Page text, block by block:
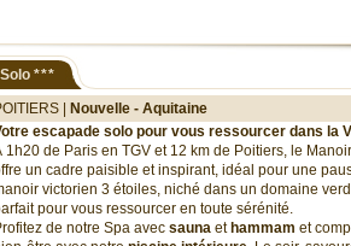
***
|
Nouvelle - Aquitaine
escapade solo pour vous ressourcer dans la
1h20 de Paris en TGV et 12 km de Poitiers, le
un cadre paisible et inspirant, idéal pour une
victorien 3 étoiles, niché dans un domaine
pour vous ressourcer en toute sérénité.
de notre Spa avec sauna et hammam et